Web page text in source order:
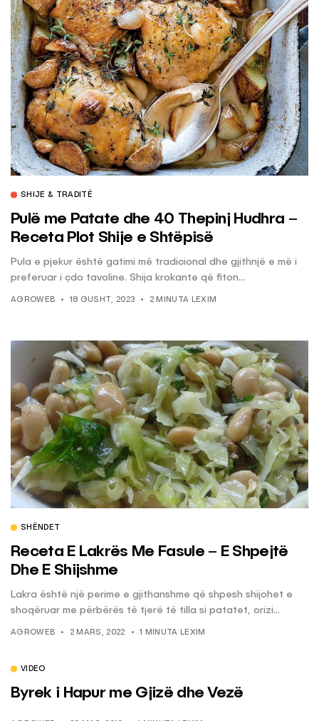
SHIJE & TRADITË
Pulë me Patate dhe 40 Thepinj Hudhra –
Receta Plot Shije e Shtëpisë
Pula e pjekur është gatimi më tradicional dhe gjithnjë e më i
preferuar i çdo tavoline. Shija krokante që fiton...
AGROWEB 18 GUSHT, 2023 2 MINUTA LEXIM
SHËNDET
Receta E Lakrës Me Fasule – E Shpejtë
Dhe E Shijshme
Lakra është një perime e gjithanshme që shpesh shijohet e
shoqëruar me përbërës të tjerë të tilla si patatet, orizi...
AGROWEB 2 MARS, 2022 1 MINUTA LEXIM
VIDEO
Byrek i Hapur me Gjizë dhe Vezë